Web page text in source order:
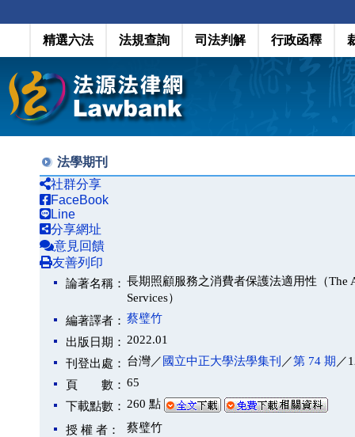
精選六法 法規查詢 司法判解 行政函釋
法學期刊
社群分享
FaceBook
Line
分享網址
意見回饋
友善列印
論著名稱： 長期照顧服務之消費者保護法適用性（The
Services）
編著譯者： 蔡璧竹
出版日期： 2022.01
刊登出處： 台灣／ 國立中正大學法學集刊 ／第 74 期 ／
頁 數： 65
下載點數： 260 點
授 權 者： 蔡璧竹